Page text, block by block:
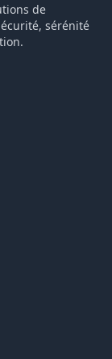
de
sérénité